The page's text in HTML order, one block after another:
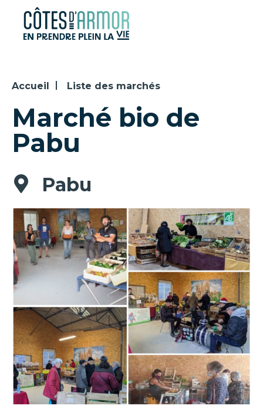
Panneau de gestion des cookies
Accueil Liste des marchés
Marché bio de
Pabu
Pabu